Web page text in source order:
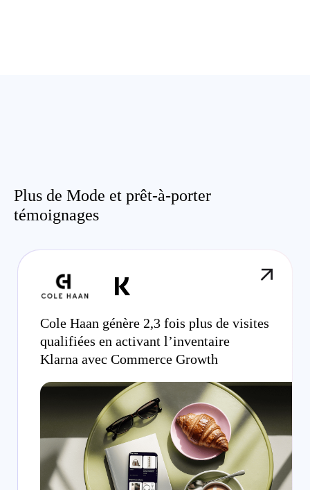
Plus de Mode et prêt-à-porter
témoignages
Cole Haan génère 2,3 fois plus de visites
qualifiées en activant l’inventaire
Klarna avec Commerce Growth